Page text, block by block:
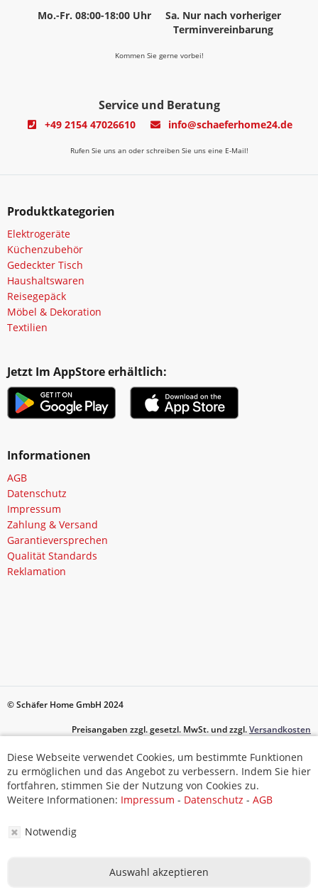
Mo.-Fr. 08:00-18:00 Uhr
Sa. Nur nach vorheriger
Terminvereinbarung
Kommen Sie gerne vorbei!
Service und Beratung
+49 2154 47026610 info@schaeferhome24.de
Rufen Sie uns an oder schreiben Sie uns eine E-Mail!
Produktkategorien
Elektrogeräte
Küchenzubehör
Gedeckter Tisch
Haushaltswaren
Reisegepäck
Möbel & Dekoration
Textilien
Jetzt Im AppStore erhältlich:
Informationen
AGB
Datenschutz
Impressum
Zahlung & Versand
Garantieversprechen
Qualität Standards
Reklamation
© Schäfer Home GmbH 2024
Preisangaben zzgl. gesetzl. MwSt. und zzgl.Versandkosten
Diese Webseite verwendet Cookies, um bestimmte Funktionen
zu ermöglichen und das Angebot zu verbessern. Indem Sie hier
fortfahren, stimmen Sie der Nutzung von Cookies zu.
Weitere Informationen: Impressum - Datenschutz - AGB
Notwendig
Auswahl akzeptieren
Diese Webseite verwendet Cookies, um bestimmte Funktionen
zu ermöglichen und das Angebot zu verbessern. Indem Sie hier
fortfahren, stimmen Sie der Nutzung von Cookies zu.
Weitere Informationen: Impressum - Datenschutz - AGB
Notwendig
Auswahl akzeptieren